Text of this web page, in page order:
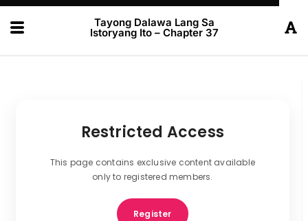
Tayong Dalawa Lang Sa
Istoryang Ito – Chapter 37
Restricted Access
This page contains exclusive content available
only to registered members.
Register